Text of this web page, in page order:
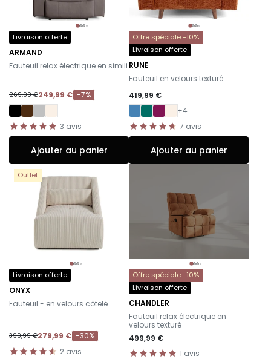
Livraison offerte
ARMAND
-
Fauteuil relax électrique en simili
269,99 €249,99 € -7%
3 avis
Ajouter au panier
Offre spéciale -10%
Livraison offerte
RUNE
-
Fauteuil en velours texturé
419,99 €
+4
7 avis
Ajouter au panier
Outlet
Livraison offerte
ONYX
-
Fauteuil - en velours côtelé
399,99 €279,99 € -30%
2 avis
Offre spéciale -10%
Livraison offerte
CHANDLER
-
Fauteuil relax électrique en
velours texturé
499,99 €
1 avis